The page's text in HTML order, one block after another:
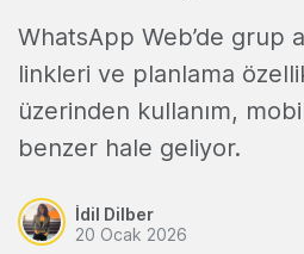
WhatsApp Web’de grup
linkleri ve planlama
üzerinden kullanım,
benzer hale geliyor.
İdil Dilber
20 Ocak 2026